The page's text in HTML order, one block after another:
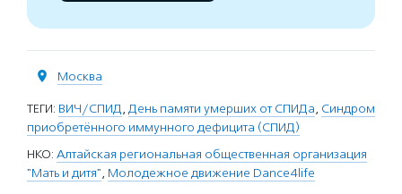
Москва
ТЕГИ: ВИЧ/СПИД, День памяти умерших от СПИДа, Синдром
приобретённого иммунного дефицита (СПИД)
НКО: Алтайская региональная общественная организация
"Мать и дитя", Молодежное движение Dance4life